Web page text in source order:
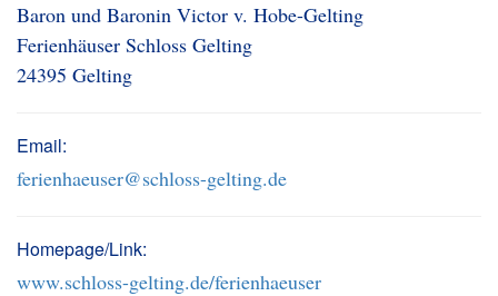
Baron und Baronin Victor v. Hobe-Gelting
Ferienhäuser Schloss Gelting
24395 Gelting
Email:
ferienhaeuser@schloss-gelting.de
Homepage/Link:
www.schloss-gelting.de/ferienhaeuser